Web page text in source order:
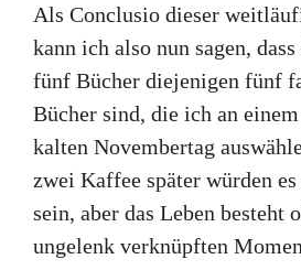
Als Conclusio dieser
kann ich also nun sagen,
fünf Bücher diejenigen fünf
Bücher sind, die ich an
kalten Novembertag
zwei Kaffee später würden es
sein, aber das Leben besteht
ungelenk verknüpften